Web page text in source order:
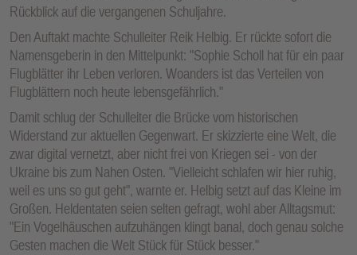
Rückblick auf die vergangenen Schuljahre.
Den Auftakt machte Schulleiter Reik Helbig. Er rückte sofort die
Namensgeberin in den Mittelpunkt: "Sophie Scholl hat für ein paar
Flugblätter ihr Leben verloren. Woanders ist das Verteilen von
Flugblättern noch heute lebensgefährlich."
Damit schlug der Schulleiter die Brücke vom historischen
Widerstand zur aktuellen Gegenwart. Er skizzierte eine Welt, die
zwar digital vernetzt, aber nicht frei von Kriegen sei - von der
Ukraine bis zum Nahen Osten. "Vielleicht schlafen wir hier ruhig,
weil es uns so gut geht", warnte er. Helbig setzt auf das Kleine im
Großen. Heldentaten seien selten gefragt, wohl aber Alltagsmut:
"Ein Vogelhäuschen aufzuhängen klingt banal, doch genau solche
Gesten machen die Welt Stück für Stück besser."